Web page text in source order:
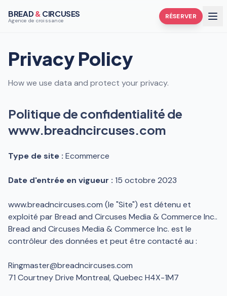
BREAD & CIRCUSES
Agence de croissance RÉSERVER
Privacy Policy
How we use data and protect your privacy.
Politique de confidentialité de
www.breadncircuses.com
Type de site : Ecommerce
Date d'entrée en vigueur : 15 octobre 2023
www.breadncircuses.com (le "Site") est détenu et
exploité par Bread and Circuses Media & Commerce Inc..
Bread and Circuses Media & Commerce Inc. est le
contrôleur des données et peut être contacté au :
Ringmaster@breadncircuses.com
71 Courtney Drive Montreal, Quebec H4X-1M7